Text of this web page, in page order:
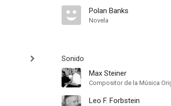
Polan Banks
Novela
Sonido
Max Steiner
Compositor de la Música
Leo F. Forbstein